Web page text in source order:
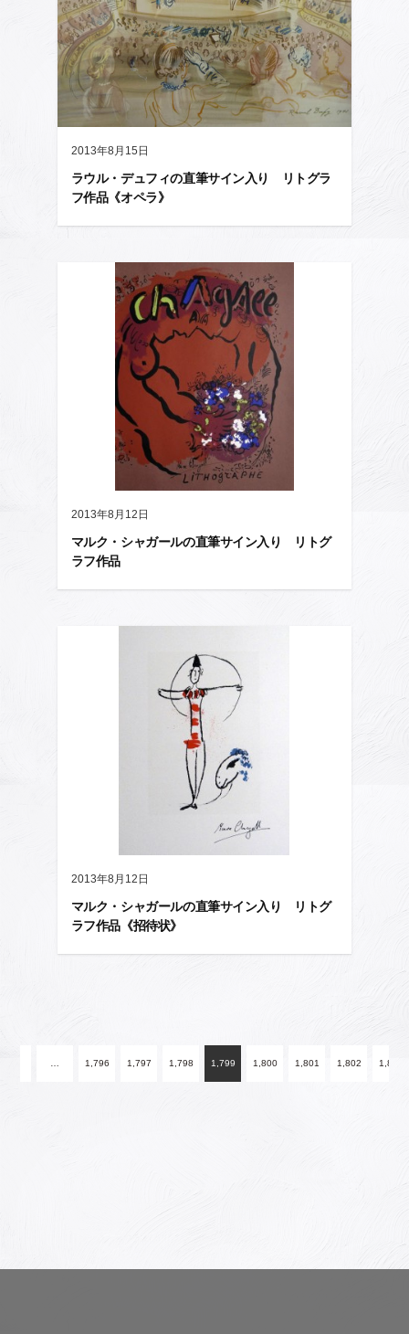
2013年8月15日
ラウル・デュフィの直筆サイン入り リトグラ
フ作品《オペラ》
2013年8月12日
マルク・シャガールの直筆サイン入り リトグ
ラフ作品
2013年8月12日
マルク・シャガールの直筆サイン入り リトグ
ラフ作品《招待状》
1,796 1,797 1,798 1,799 1,800 1,801 1,802 1,803